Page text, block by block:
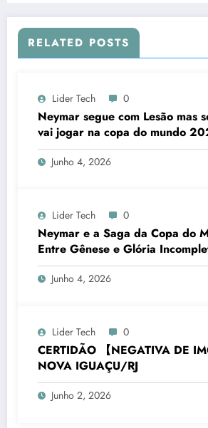
RELATED POSTS
Lider Tech 0
Neymar segue com Lesão mas
vai jogar na copa do mundo
Junho 4, 2026
Lider Tech 0
Neymar e a Saga da Copa do
Entre Gênese e Glória
Junho 4, 2026
Lider Tech 0
CERTIDÃO 【NEGATIVA DE
NOVA IGUAÇU/RJ
Junho 2, 2026